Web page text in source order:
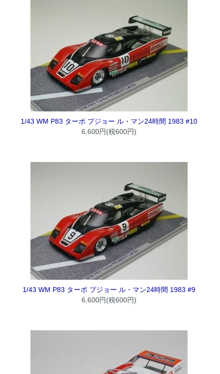
1/43 WM P83 ターボ プジョー ル・マン24時間 1983 #10
6,600円(税600円)
1/43 WM P83 ターボ プジョー ル・マン24時間 1983 #9
6,600円(税600円)